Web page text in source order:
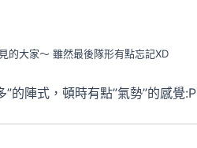
的大家～ 雖然最後隊形有點忘記XD
”的陣式，頓時有點”氣勢”的感覺:P